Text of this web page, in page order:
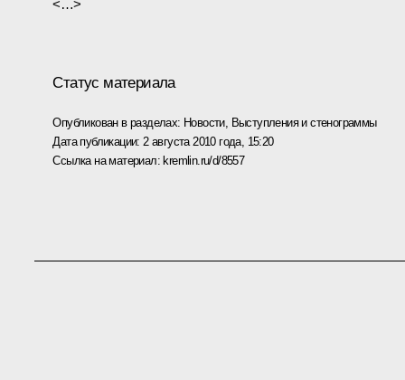
<…>
Статус материала
Опубликован в разделах: Новости, Выступления и стенограммы
Дата публикации: 2 августа 2010 года, 15:20
Ссылка на материал: kremlin.ru/d/8557